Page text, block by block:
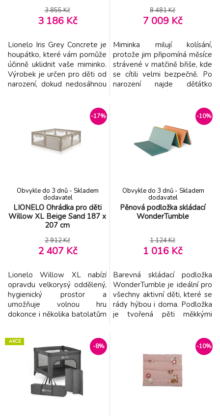
3 855 Kč
3 186 Kč
Lionelo Iris Grey Concrete je
houpátko, které vám pomůže
účinně uklidnit vaše miminko.
Výrobek je určen pro děti od
narození, dokud nedosáhnou
otočné sedadlo 360°
umožňuje nejen měnit směr
houpání, ale také udržovat
neustálý oční kontakt s vaším
miminkem. 3stupňové
8 481 Kč
7 009 Kč
Miminka milují kolísání,
protože jim připomíná měsíce
strávené v matčině břiše, kde
se cítili velmi bezpečně. Po
narození najde děťátko
koneckonců, každý občas
potřebuje chvilku jen pro
sebe nebo čas na domácí
práce. S ohledem na vaše
potřeby jsme vytvořili
-17%
LIONELO Ohrádka pro děti
Willow XL Beige Sand 187 x
207 cm
Obvykle do 3 dnů - Skladem
dodavatel
2 912 Kč
2 407 Kč
Lionelo Willow XL nabízí
opravdu velkorysý oddělený,
hygienický prostor a
umožňuje volnou hru
dokonce i několika batolatům
čistotě, a navíc jsou
dodatečně vyztužené.
Stabilitu zajišťují 4 přísavky
umístěné v rozích a potah
ukrývající horní konstrukční
prvky je polstrovaný vrstvou
-10%
Pěnová podložka skládací
WonderTumble
Obvykle do 3 dnů - Skladem
dodavatel
1 124 Kč
1 016 Kč
Barevná skládací podložka
WonderTumble je ideální pro
všechny aktivní děti, které se
rády hýbou i doma. Podložka
je tvořená pěti měkkými
podložky na skákání, cvičení,
tancování apod. Jemný měkký
povrch tlumí dopady a
podporuje bezpečnější pohyb
při hraní. Kromě zábavy
AKCE
-8% -10%